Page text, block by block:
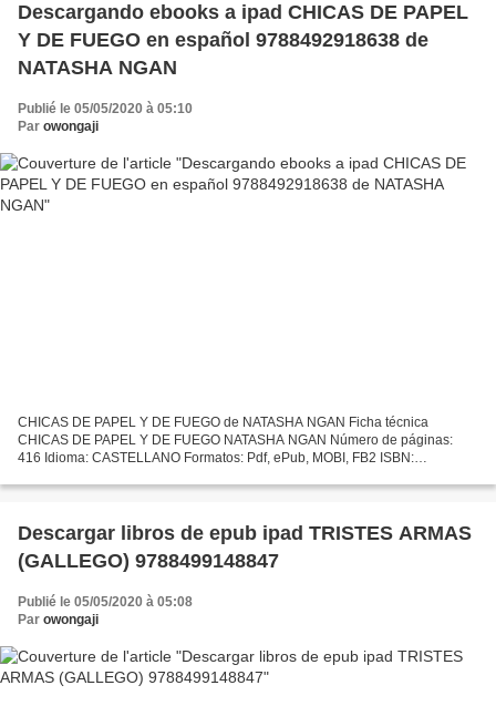
Descargando ebooks a ipad CHICAS DE PAPEL
Y DE FUEGO en español 9788492918638 de
NATASHA NGAN
Publié le 05/05/2020 à 05:10
Par owongaji
CHICAS DE PAPEL Y DE FUEGO de NATASHA NGAN Ficha técnica
CHICAS DE PAPEL Y DE FUEGO NATASHA NGAN Número de páginas:
416 Idioma: CASTELLANO Formatos: Pdf, ePub, MOBI, FB2 ISBN:
gratis Descargando...
Descargar libros de epub ipad TRISTES ARMAS
(GALLEGO) 9788499148847
Publié le 05/05/2020 à 05:08
Par owongaji